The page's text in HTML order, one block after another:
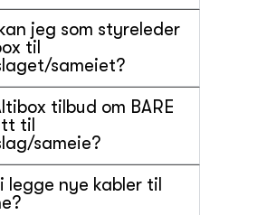
jeg som styreleder
til
sameiet?
tilbud om BARE
til
sameie?
legge nye kabler til